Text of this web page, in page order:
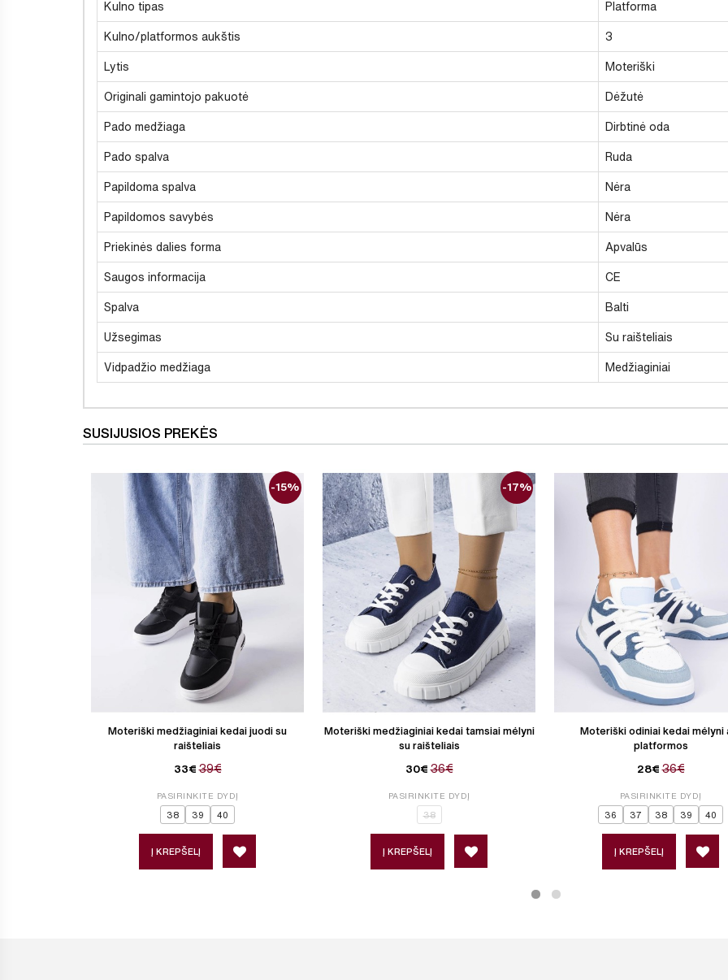
Kulno tipas Platforma
Kulno/platformos aukštis 3
Lytis Moteriški
Originali gamintojo pakuotė Dėžutė
Pado medžiaga Dirbtinė oda
Pado spalva Ruda
Papildoma spalva Nėra
Papildomos savybės Nėra
Priekinės dalies forma Apvalūs
Saugos informacija CE
Spalva Balti
Užsegimas Su raišteliais
Vidpadžio medžiaga Medžiaginiai
SUSIJUSIOS PREKĖS
Moteriški medžiaginiai kedai juodi su
raišteliais
33€ 39€
-15%
PASIRINKITE DYDĮ
38 39 40
Į KREPŠELĮ
Moteriški medžiaginiai kedai tamsiai mėlyni
su raišteliais
30€ 36€
-17%
PASIRINKITE DYDĮ
38
Į KREPŠELĮ
Moteriški odiniai kedai mėlyni
platformos
28€ 36€
PASIRINKITE DYDĮ
36 37 38 39 40
Į KREPŠELĮ